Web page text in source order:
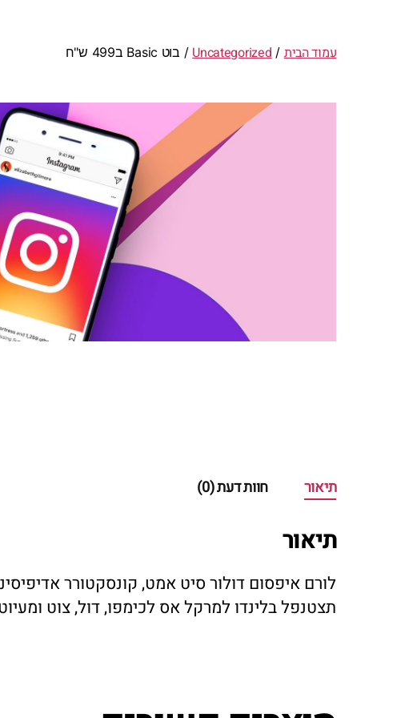
עמוד הבית /
Uncategorized / בוט Basic ב499 ש"ח
תיאור חוות דעת (0)
תיאור
לורם איפסום דולור סיט אמט, קונסקטורר
תצטנפל בלינדו למרקל אס לכימפו, דול, צוט